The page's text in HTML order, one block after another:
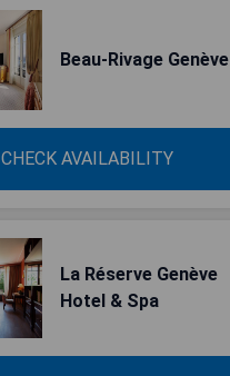
Beau-Rivage Genève
CHECK AVAILABILITY
La Réserve Genève
Hotel & Spa